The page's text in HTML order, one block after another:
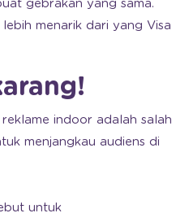
gebrakan yang sama.
menarik dari yang Visa
indoor adalah salah
menjangkau audiens di
untuk